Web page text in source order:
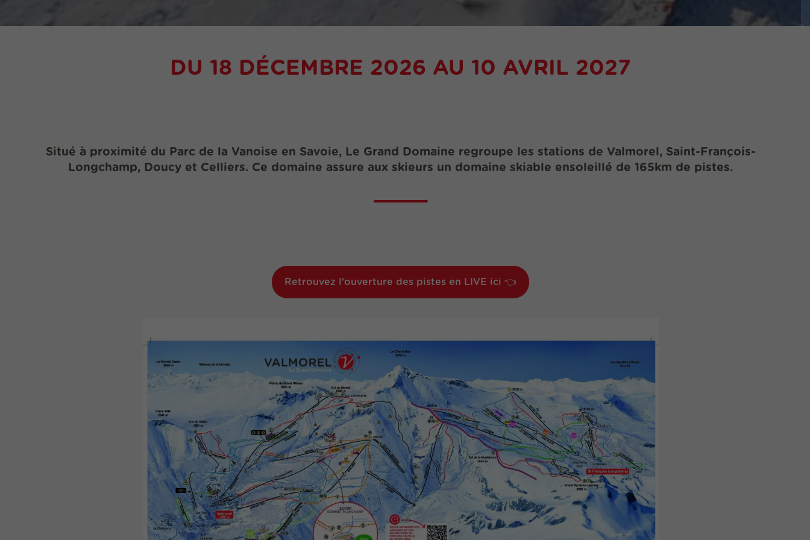
DU 18 DÉCEMBRE 2026 AU 10 AVRIL 2027
Situé à proximité du Parc de la Vanoise en Savoie, Le Grand Domaine regroupe les stations de Valmorel , Saint-François-
Longchamp, Doucy et Celliers. Ce domaine assure aux skieurs un domaine skiable ensoleillé de 165km de pistes.
Retrouvez l'ouverture des pistes en LIVE ici 👈